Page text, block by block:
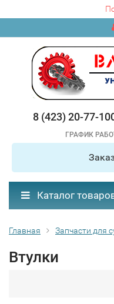
8 (423) 20-77-
ГРАФИК
Каталог
Главная Запчасти для
Втулки